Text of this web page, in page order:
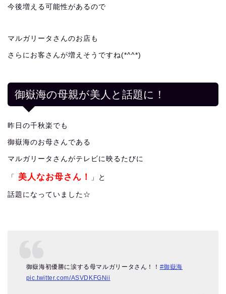
今後増える可能性があるので
マルガリータさんのお店も
さらにお客さんが増えそうですね(*^^*)
御嶽海の母親が美人と話題に！
昨日の千秋楽でも
御嶽海のお母さんである
マルガリータさんがテレビに映るたびに
「 美人なお母さん！ 」と
話題になっていました☆
御嶽海初優勝に涙する母マルガリータさん！！ #御嶽海
pic.twitter.com/ASVDKFGNii